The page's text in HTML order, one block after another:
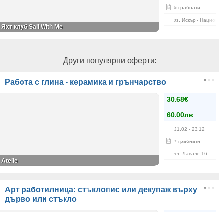
5 грабнати
яз. Искър -
Яхт клуб Sail With Me
Други популярни оферти:
Работа с глина - керамика и грънчарство
30.68€
60.00лв
21.02 - 23.12
7 грабнати
ул. Лавале 16
Atelie
Арт работилница: стъклопис или декупаж върху
дърво или стъкло